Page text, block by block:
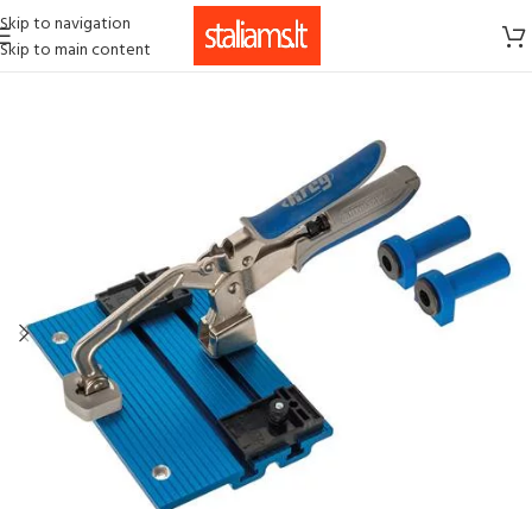
Skip to navigation
Skip to main content